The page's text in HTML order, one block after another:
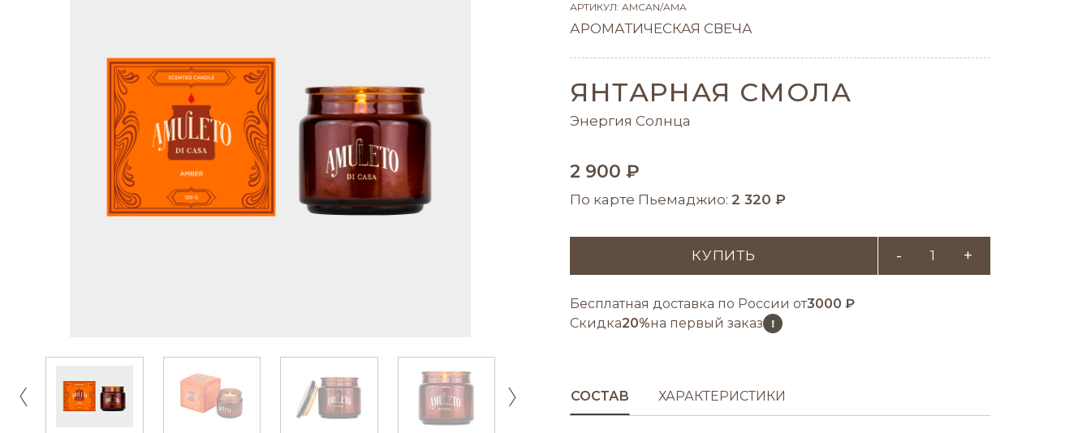
АРТИКУЛ: AMCAN/AMA
АРОМАТИЧЕСКАЯ СВЕЧА
ЯНТАРНАЯ СМОЛА
Энергия Солнца
2 900 ₽
По карте Пьемаджио: 2 320 ₽
КУПИТЬ - +
Бесплатная доставка по России от3000 ₽
Скидка20%на первый заказ !
СОСТАВ ХАРАКТЕРИСТИКИ